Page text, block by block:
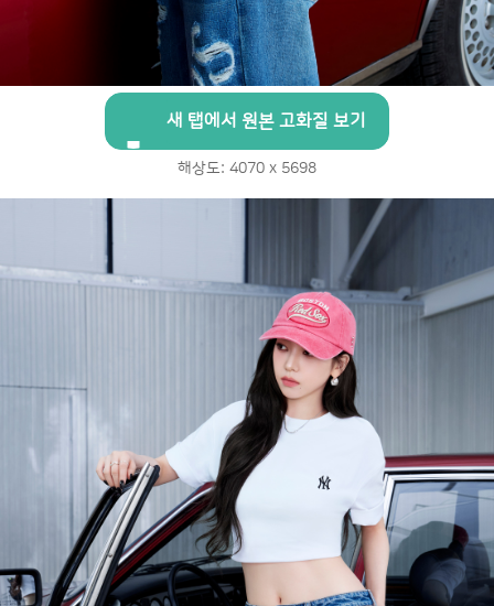
새 탭에서 원본 고화질 보기
해상도: 4070 x 5698